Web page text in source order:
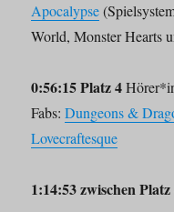
Apocalypse
World, Monster Hearts
0:56:15 Platz 4
Fabs:Dungeons &
Lovecraftesque
1:14:53 zwischen